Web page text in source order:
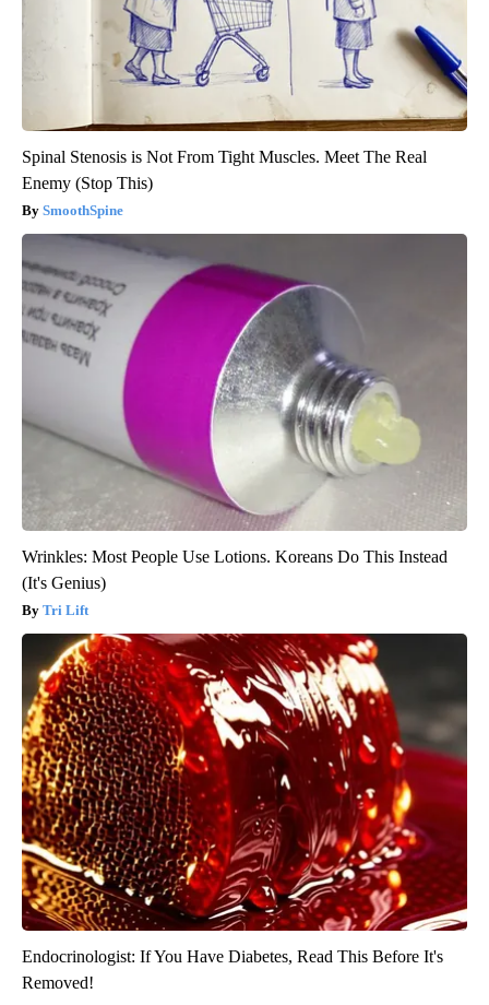
Spinal Stenosis is Not From Tight Muscles. Meet The Real
Enemy (Stop This)
SmoothSpine
Wrinkles: Most People Use Lotions. Koreans Do This Instead
(It's Genius)
Tri Lift
Endocrinologist: If You Have Diabetes, Read This Before It's
Removed!